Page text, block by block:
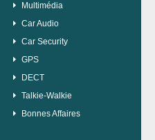
Multimédia
Car Audio
Car Security
GPS
DECT
Talkie-Walkie
Bonnes Affaires